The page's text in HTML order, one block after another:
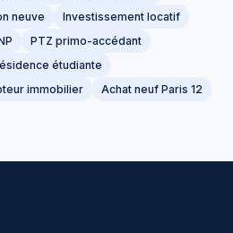
neuve
Investissement locatif
PTZ primo-accédant
étudiante
immobilier
Achat neuf Paris 12